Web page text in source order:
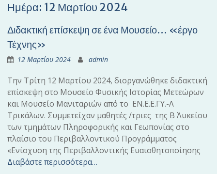
Ημέρα: 12 Μαρτίου 2024
Διδακτική επίσκεψη σε ένα Μουσείο… «έργο
Τέχνης»
12 Μαρτίου 2024 admin
Την Τρίτη 12 Μαρτίου 2024, διοργανώθηκε διδακτική
επίσκεψη στο Μουσείο Φυσικής Ιστορίας Μετεώρων
και Μουσείο Μανιταριών από το ΕΝ.Ε.Ε.ΓΥ.-Λ
Τρικάλων. Συμμετείχαν μαθητές /τριες της Β΄ Λυκείου
των τμημάτων Πληροφορικής και Γεωπονίας στο
πλαίσιο του Περιβαλλοντικού Προγράμματος
«Ενίσχυση της Περιβαλλοντικής Ευαισθητοποίησης
Διαβάστε περισσότερα…